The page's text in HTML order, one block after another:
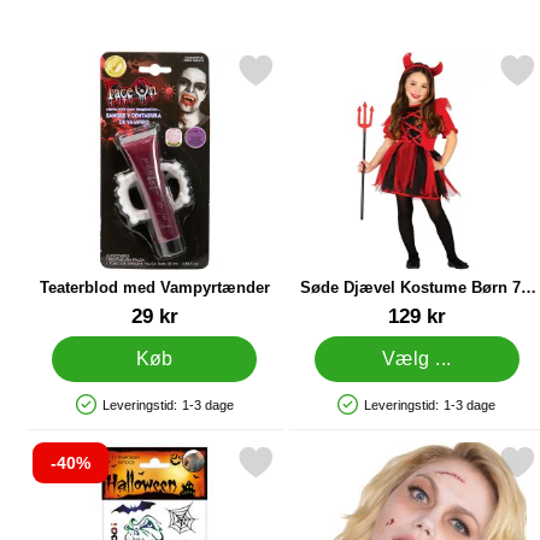
Teaterblod med Vampyrtænder
29 kr
Køb
Produkttilgængelighed: På lager
Leveringstid: 1-3 dage
Markér teaterblod med Vampyrtænder som favorit
Søde Djævel Kostume Børn 7-9
år
Varenr 84621129 kr
Vælg ...
Produkttilgængelighed: På lager
Leveringstid: 1-3 dage
Markér søde Djævel
-40%
Markér halloween Midlertidige Tatoveringer 12-pak som favorit
Markér sår Tatoveringer